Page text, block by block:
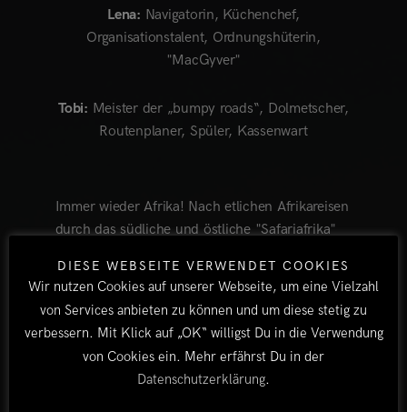
Lena: Navigatorin, Küchenchef,
Organisationstalent, Ordnungshüterin,
"MacGyver"
Tobi: Meister der „bumpy roads“, Dolmetscher,
Routenplaner, Spüler, Kassenwart
Immer wieder Afrika! Nach etlichen Afrikareisen
durch das südliche und östliche "Safariafrika"
Transafrika-Reise, bei der wir 19 Länder
bereisen und den Kontinent mit unserem Land
Rover auf über 57.000 Kilometern
durchqueren. Darauf folgte eine lange
Überlandreise in den Jahren 2019/2020 und
etliche mehrwöchige Resien durch das südliche
DIESE WEBSEITE VERWENDET COOKIES
Wir nutzen Cookies auf unserer Webseite, um eine Vielzahl
von Services anbieten zu können und um diese stetig zu
verbessern. Mit Klick auf „OK“ willigst Du in die Verwendung
von Cookies ein. Mehr erfährst Du in der
Datenschutzerklärung.